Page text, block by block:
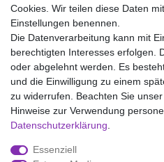
Wir liefern mit
14 Tage
Impressum
Widerrufs­recht
Cookies. Wir teilen diese Daten
Einstellungen benennen.
Die Datenverarbeitung kann mit
berechtigten Interesses erfolgen.
oder abgelehnt werden. Es
und die Einwilligung zu einem
zu widerrufen. Beachten Sie unser
Hinweise zur Verwendung
Daten­schutz­erklärung
Essenziell